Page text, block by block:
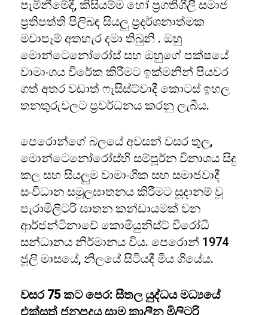
පැමිනීමේදී, කිසියම්ම හෝ ප්‍රගතිශීලී සමාජ
ප්‍රතිපත්ති පිලිබඳ සියලු ප්‍රදර්ශනාත්මක
මවාපෑම් අතහැර දමා තිබුනි . ඔහු
මොන්ටෙනෝරෝස් සහ ඔහුගේ පක්ෂයේ
වාමාංශය විරේක කිරීමට ඉක්මනින් පියවර
ගත් අතර වඩාත් ෆැසිස්ට්වාදී කොටස් ඉහල
තනතුරුවලට ප්‍රවර්ධනය කරනු ලැබීය.
පෙරොන්ගේ බලයේ අවසන් වසර තුල,
මොන්ටෙනෝරෝස්හි සම්පූර්න විනාශය සිදු
කල සහ සියලුම වාමාංශික සහ සමාජවාදී
සංවිධාන සමූලඝාතනය කිරීමට සූදානම් වූ
පැරාමිලිටරි ඝාතන කන්ඩායමක් වන
ආර්ජන්ටිනාවේ කොමියුනිස්ට් විරෝධී
සන්ධානය නිර්මානය විය. පෙරොන් 1974
ජූලි මාසයේ, නිලයේ සිටියදී මිය ගියේය.
වසර 75 කට පෙර: සීතල යුද්ධය මධ්‍යයේ
එක්සත් ජනපදය සාම කාලීන මිලිටරි